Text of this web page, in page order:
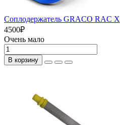
Соплодержатель GRACO RAC X
4500₽
Очень мало
В корзину